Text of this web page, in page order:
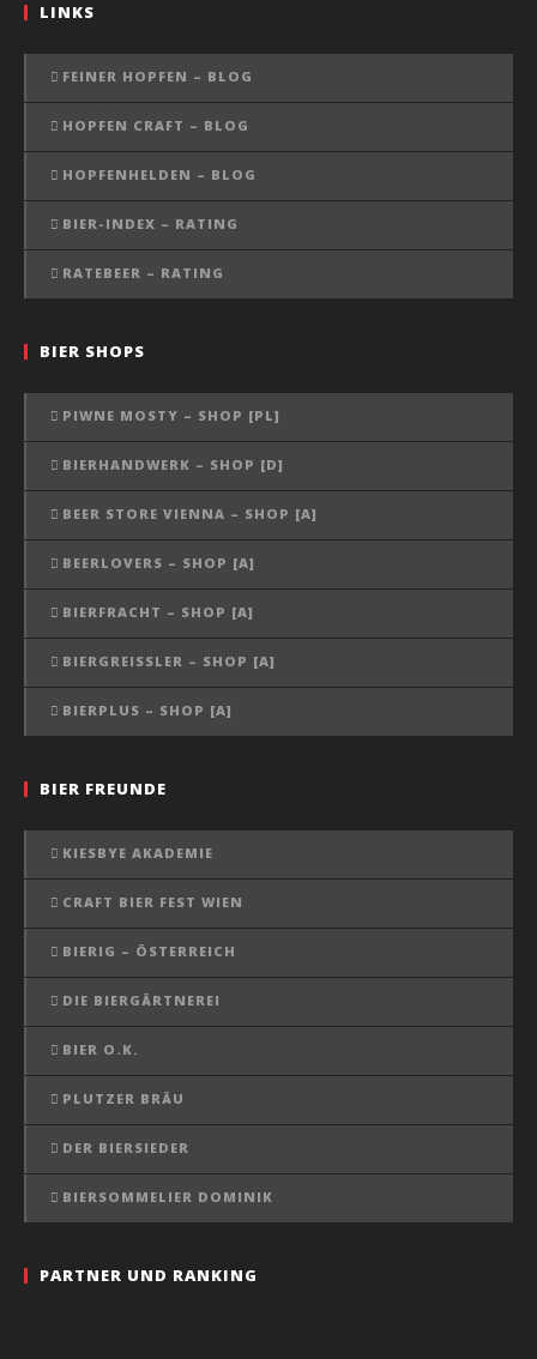
LINKS
FEINER HOPFEN – BLOG
HOPFEN CRAFT – BLOG
HOPFENHELDEN – BLOG
BIER-INDEX – RATING
RATEBEER – RATING
BIER SHOPS
PIWNE MOSTY – SHOP [PL]
BIERHANDWERK – SHOP [D]
BEER STORE VIENNA – SHOP [A]
BEERLOVERS – SHOP [A]
BIERFRACHT – SHOP [A]
BIERGREISSLER – SHOP [A]
BIERPLUS – SHOP [A]
BIER FREUNDE
KIESBYE AKADEMIE
CRAFT BIER FEST WIEN
BIERIG – ÖSTERREICH
DIE BIERGÄRTNEREI
BIER O.K.
PLUTZER BRÄU
DER BIERSIEDER
BIERSOMMELIER DOMINIK
PARTNER UND RANKING